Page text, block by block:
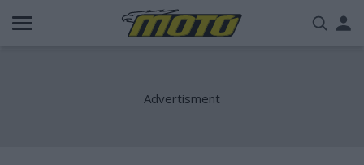
Παράκαμψη
προς